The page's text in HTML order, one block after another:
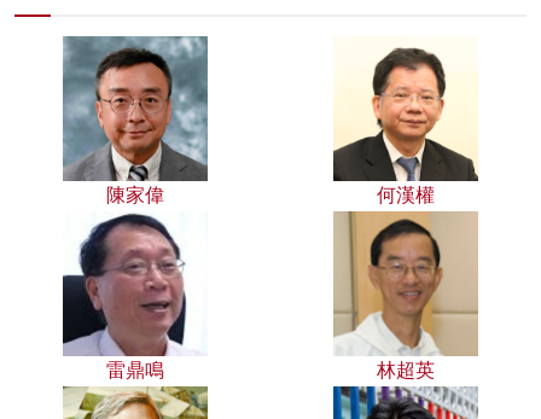
陳家偉 何漢權
雷鼎鳴 林超英